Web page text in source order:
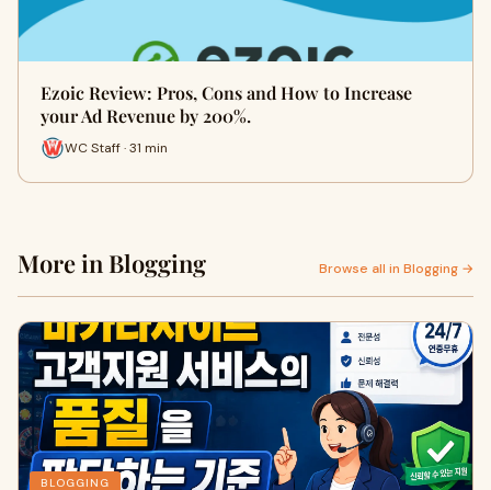
Ezoic Review: Pros, Cons and How to Increase
your Ad Revenue by 200%.
WC Staff · 31 min
More in Blogging Browse all in Blogging →
BLOGGING